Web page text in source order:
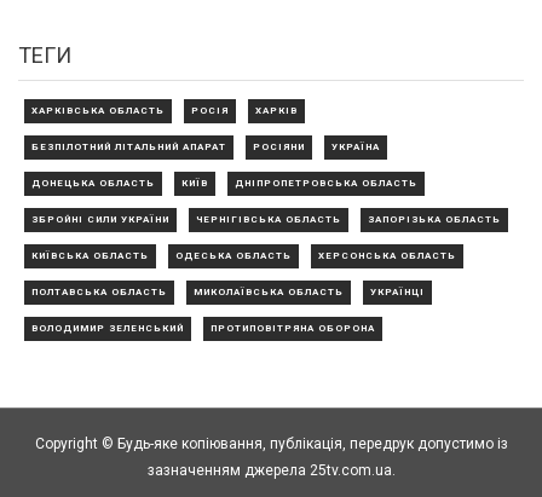
ТЕГИ
ХАРКІВСЬКА ОБЛАСТЬ РОСІЯ ХАРКІВ
БЕЗПІЛОТНИЙ ЛІТАЛЬНИЙ АПАРАТ РОСІЯНИ УКРАЇНА
ДОНЕЦЬКА ОБЛАСТЬ КИЇВ ДНІПРОПЕТРОВСЬКА ОБЛАСТЬ
ЗБРОЙНІ СИЛИ УКРАЇНИ ЧЕРНІГІВСЬКА ОБЛАСТЬ ЗАПОРІЗЬКА ОБЛАСТЬ
КИЇВСЬКА ОБЛАСТЬ ОДЕСЬКА ОБЛАСТЬ ХЕРСОНСЬКА ОБЛАСТЬ
ПОЛТАВСЬКА ОБЛАСТЬ МИКОЛАЇВСЬКА ОБЛАСТЬ УКРАЇНЦІ
ВОЛОДИМИР ЗЕЛЕНСЬКИЙ ПРОТИПОВІТРЯНА ОБОРОНА
Copyright © Будь-яке копiювання, публiкацiя, передрук допустимо із
зазначенням джерела 25tv.com.ua.